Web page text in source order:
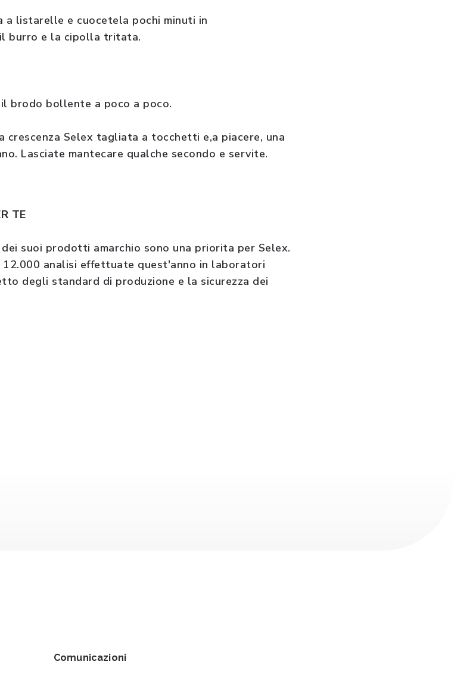
listarelle e cuocetela pochi minuti in
il burro e la cipolla tritata.
brodo bollente a poco a poco.
Selex tagliata a tocchetti e,a piacere, una
Lasciate mantecare qualche secondo e servite.
TE
suoi prodotti amarchio sono una priorita per Selex.
12.000 analisi effettuate quest'anno in laboratori
degli standard di produzione e la sicurezza dei
Comunicazioni